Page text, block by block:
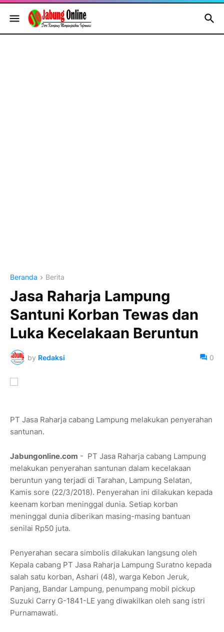
Beranda Berita
Jasa Raharja Lampung
Santuni Korban Tewas dan
Luka Kecelakaan Beruntun
by Redaksi 0
PT Jasa Raharja cabang Lampung melakukan penyerahan
santunan.
Jabungonline.com - PT Jasa Raharja cabang Lampung
melakukan penyerahan santunan dalam kecelakaan
beruntun yang terjadi di Tarahan, Lampung Selatan,
Kamis sore (22/3/2018). Penyerahan ini dilakukan kepada
keenam korban meninggal dunia. Setiap korban
meninggal dunia diberikan masing-masing bantuan
senilai Rp50 juta.
Penyerahan secara simbolis dilakukan langsung oleh
Kepala cabang PT Jasa Raharja Lampung Suratno kepada
salah satu korban, Ashari (48), warga Kebon Jeruk,
Panjang, Bandar Lampung, penumpang mobil pickup
Suzuki Carry G-1841-LE yang diwakilkan oleh sang istri
Purnamawati.